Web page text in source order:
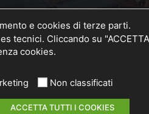
Pubblicità: laposta@deinaviganti.it
Tel. 389 1492573
e cookies di terze parti.
tecnici. Cliccando su
cookies.
Non classificati
ACCETTA TUTTI I COOKIES